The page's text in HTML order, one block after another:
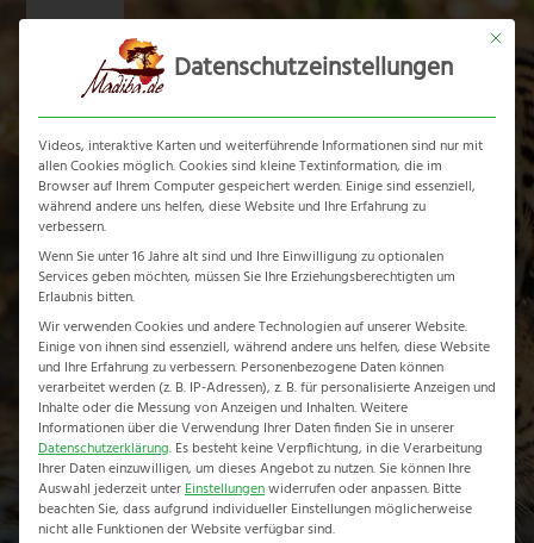
Skip
Spier Weingut
Home-Südafrika Reiseführer-Cape Winelands-Spier Weingut
Mit
Datenschutzeinstellungen
Videos, interaktive Karten und weiterführende Informationen sind nur mit
allen Cookies möglich. Cookies sind kleine Textinformation, die im
Browser auf Ihrem Computer gespeichert werden. Einige sind essenziell,
während andere uns helfen, diese Website und Ihre Erfahrung zu
verbessern.
Wenn Sie unter 16 Jahre alt sind und Ihre Einwilligung zu optionalen
Services geben möchten, müssen Sie Ihre Erziehungsberechtigten um
Erlaubnis bitten.
Wir verwenden Cookies und andere Technologien auf unserer Website.
Einige von ihnen sind essenziell, während andere uns helfen, diese Website
und Ihre Erfahrung zu verbessern. Personenbezogene Daten können
verarbeitet werden (z. B. IP-Adressen), z. B. für personalisierte Anzeigen und
Inhalte oder die Messung von Anzeigen und Inhalten.Weitere
Informationen über die Verwendung Ihrer Daten finden Sie in unserer
Datenschutzerklärung. Es besteht keine Verpflichtung, in die Verarbeitung
Ihrer Daten einzuwilligen, um dieses Angebot zu nutzen. Sie können Ihre
Auswahl jederzeit unterEinstellungenwiderrufen oder anpassen. Bitte
beachten Sie, dass aufgrund individueller Einstellungen möglicherweise
nicht alle Funktionen der Website verfügbar sind.